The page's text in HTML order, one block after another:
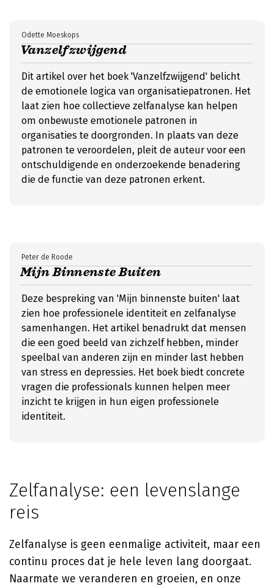
Vanzelfzwijgend
Odette Moeskops
Dit artikel over het boek 'Vanzelfzwijgend' belicht
de emotionele logica van organisatiepatronen. Het
laat zien hoe collectieve zelfanalyse kan helpen
om onbewuste emotionele patronen in
organisaties te doorgronden. In plaats van deze
patronen te veroordelen, pleit de auteur voor een
ontschuldigende en onderzoekende benadering
die de functie van deze patronen erkent.
Mijn Binnenste Buiten
Peter de Roode
Deze bespreking van 'Mijn binnenste buiten' laat
zien hoe professionele identiteit en zelfanalyse
samenhangen. Het artikel benadrukt dat mensen
die een goed beeld van zichzelf hebben, minder
speelbal van anderen zijn en minder last hebben
van stress en depressies. Het boek biedt concrete
vragen die professionals kunnen helpen meer
inzicht te krijgen in hun eigen professionele
identiteit.
Zelfanalyse: een levenslange
reis
Zelfanalyse is geen eenmalige activiteit, maar een
continu proces dat je hele leven lang doorgaat.
Naarmate we veranderen en groeien, en onze